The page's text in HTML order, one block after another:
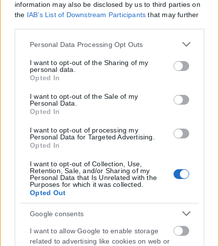
information may also be disclosed by us to third parties on
the IAB’s List of Downstream Participants that may further
Please note that this website/app uses one or more Google
but not limited to your visit or usage behaviour. You may
click to grant or deny consent to Google and its third-party
tags to use your data for below specified purposes in below
Google consent section.
Personal Data Processing Opt Outs
I want to opt-out of the Sharing of my
personal data.
Opted In
I want to opt-out of the Sale of my
Personal Data.
Opted In
I want to opt-out of processing my
Personal Data for Targeted Advertising.
Opted In
I want to opt-out of Collection, Use,
Retention, Sale, and/or Sharing of my
Personal Data that Is Unrelated with the
Purposes for which it was collected.
Opted Out
Google consents
I want to allow Google to enable storage
related to advertising like cookies on web or
Η εταιρεία με την επωνυμία “POLITICAL MEDIA GROUP A.E.” και κατ’
επέκταση η ιστοσελίδα που κατέχει αυτή “www.karfitsa.gr”
συμμορφώνονται με τη Σύσταση (ΕΕ) 2018/334 της Επιτροπής της